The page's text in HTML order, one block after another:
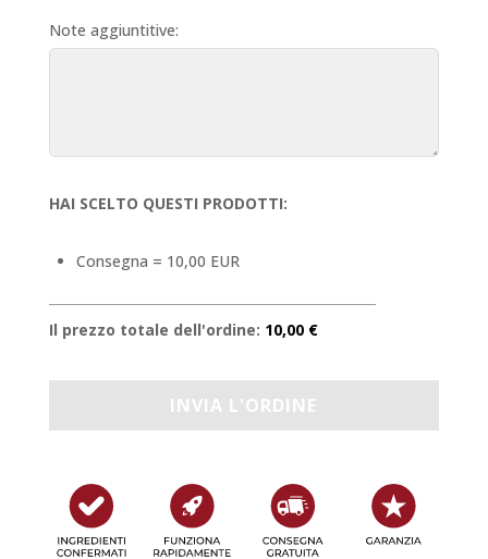
Note aggiuntitive:
HAI SCELTO QUESTI PRODOTTI:
Consegna = 10,00 EUR
Il prezzo totale dell'ordine: 10,00 €